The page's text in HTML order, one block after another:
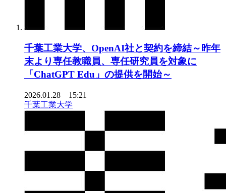
千葉工業大学、OpenAI社と契約を締結～昨年
末より専任教職員、専任研究員を対象に
「ChatGPT Edu」の提供を開始～
2026.01.28 15:21
千葉工業大学